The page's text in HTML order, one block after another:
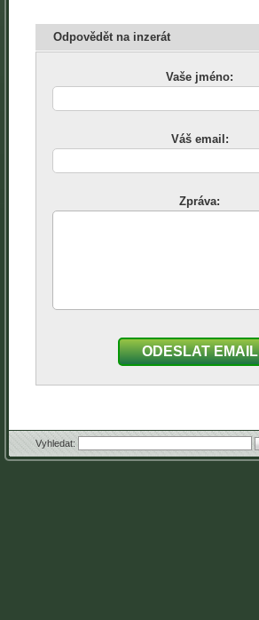
Odpovědět na inzerát
Vaše jméno:
Váš email:
Zpráva:
ODESLAT EMAIL
Vyhledat: